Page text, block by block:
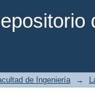
de Ingeniería →